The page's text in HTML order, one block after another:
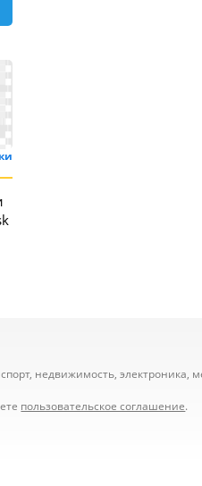
недвижимость, электроника,
пользовательское соглашение.